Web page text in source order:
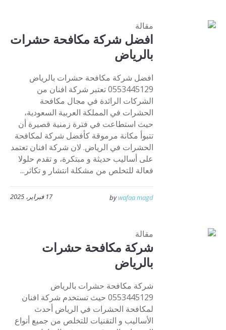
مقالة
افضل شركة مكافحة حشرات
بالرياض
افضل شركة مكافحة حشرات بالرياض
0553445129 تعتبر شركة افنان من
الشركات الرائدة في مجال مكافحة
الحشرات في المملكة العربية السعودية،
حيث استطاعت في فترة زمنية قصيرة أن
تتبوأ مكانة مرموقة كأفضل شركة لمكافحة
الحشرات في الرياض. لان شركة افنان تعتمد
على أساليب حديثة و مبتكرة، و تقدم حلولا
فعالة للتخلص من مشكلة انتشار و تكاثر...
17 فبراير، 2025 bywafaa magd
مقالة
شركة مكافحة حشرات
بالرياض
شركة مكافحة حشرات بالرياض
0553445129 حيث تستخدم شركة افنان
لمكافحة الحشرات في الرياض أحدث
الأساليب و التقنيات للتخلص من جميع أنواع